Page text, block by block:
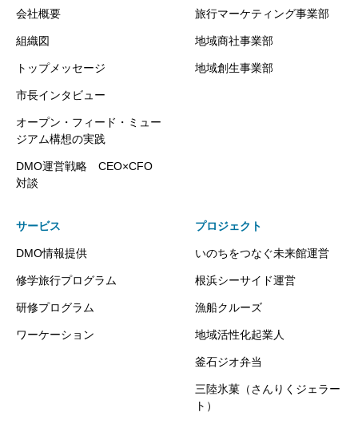
会社概要
組織図
トップメッセージ
市長インタビュー
オープン・フィード・ミュー
ジアム構想の実践
DMO運営戦略 CEO×CFO
対談
旅行マーケティング事業部
地域商社事業部
地域創生事業部
サービス
DMO情報提供
修学旅行プログラム
研修プログラム
ワーケーション
プロジェクト
いのちをつなぐ未来館運営
根浜シーサイド運営
漁船クルーズ
地域活性化起業人
釜石ジオ弁当
三陸氷菓（さんりくジェラー
ト）